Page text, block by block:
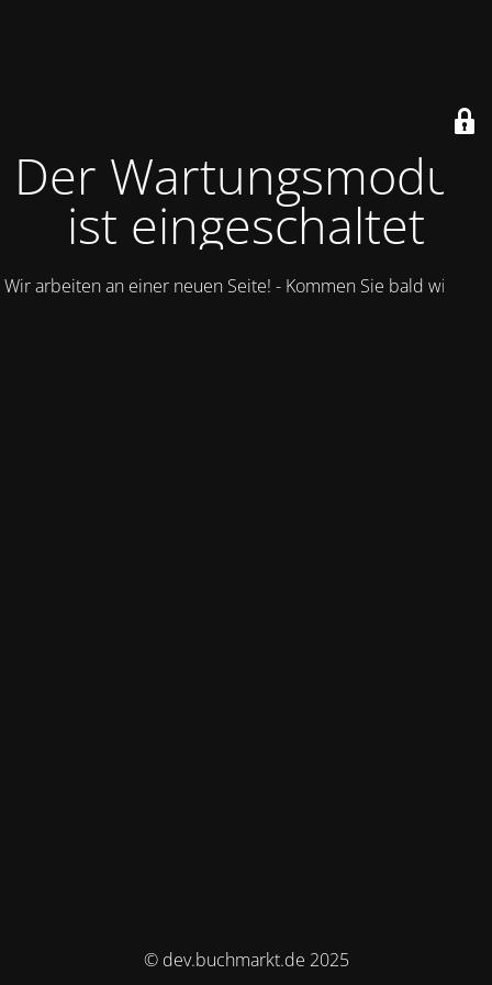
Der Wartungsmodus
ist eingeschaltet
Wir arbeiten an einer neuen Seite! - Kommen Sie bald wieder.
© dev.buchmarkt.de 2025